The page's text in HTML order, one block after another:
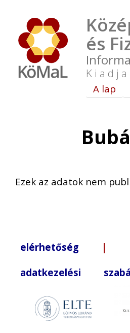
és
A lap
Ezek az adatok nem
elérhetőség |
adatkezelési